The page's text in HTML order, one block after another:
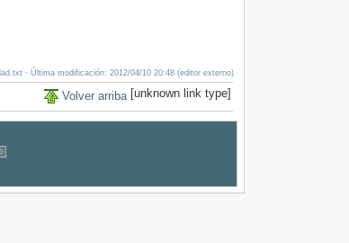
· Última modificación: 2012/04/10 20:48 (editor externo)
[unknown link type]
Volver arriba